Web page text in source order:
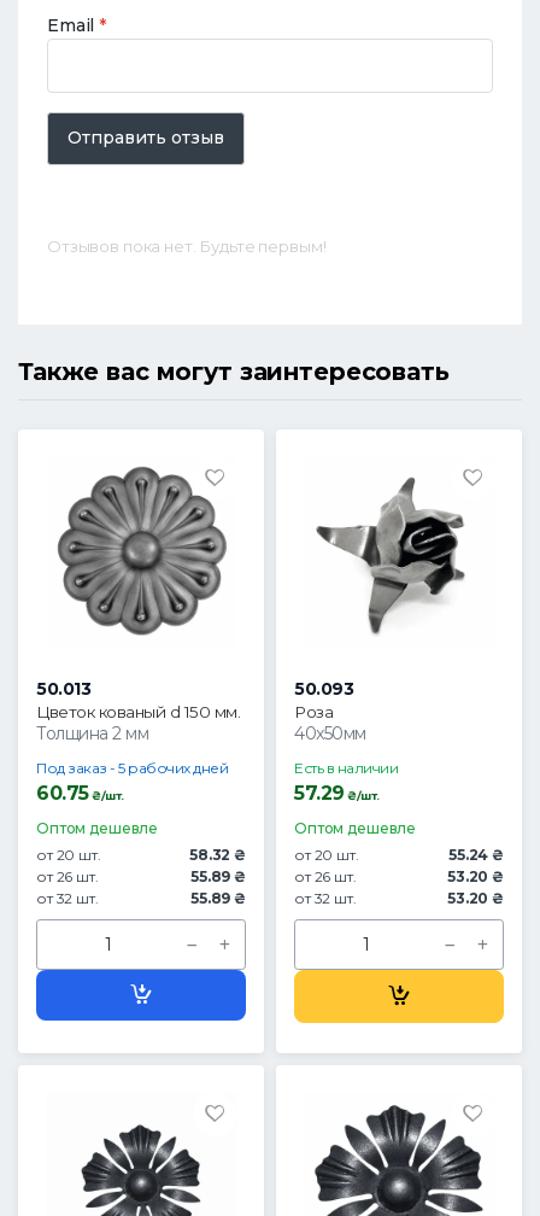
Email*
Отправить отзыв
Отзывов пока нет. Будьте первым!
Также вас могут заинтересовать
50.013
Цветок кованый d 150 мм.
Толщина 2 мм
Под заказ - 5 рабочих дней
60.75₴/шт.
Оптом дешевле
от 20 шт.
58.32 ₴
от 26 шт.
55.89 ₴
от 32 шт.
55.89 ₴
50.093
Роза
40x50мм
Есть в наличии
57.29 ₴/шт.
Оптом дешевле
от 20 шт.
55.24 ₴
от 26 шт.
53.20 ₴
от 32 шт.
53.20 ₴